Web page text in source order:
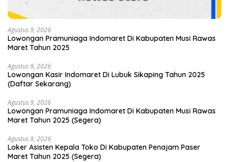
Agustus 9, 2026
Lowongan Pramuniaga Indomaret Di Kabupaten Musi Rawas
Maret Tahun 2025
Agustus 9, 2026
Lowongan Kasir Indomaret Di Lubuk Sikaping Tahun 2025
(Daftar Sekarang)
Agustus 9, 2026
Lowongan Pramuniaga Indomaret Di Kabupaten Musi Rawas
Maret Tahun 2025 (Segera)
Agustus 9, 2026
Loker Asisten Kepala Toko Di Kabupaten Penajam Paser
Maret Tahun 2025 (Segera)